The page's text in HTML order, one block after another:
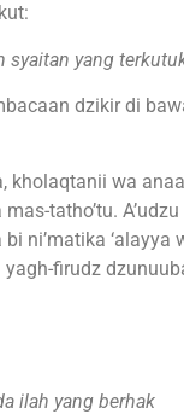
syaitan yang
dzikir di
kholaqtanii wa anaa
tatho’tu. A’udzu
ni’matika ‘alayya
firudz
ilah yang berhak